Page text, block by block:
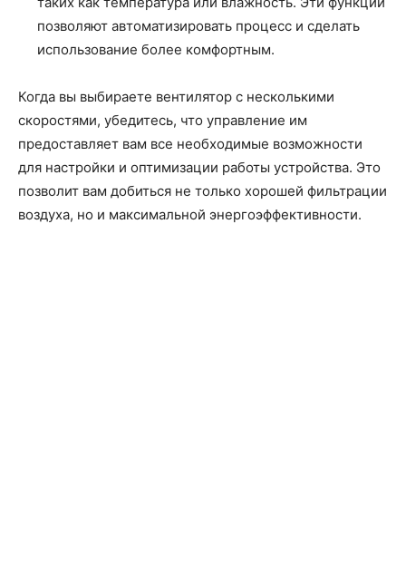
позволяют автоматизировать процесс и сделать
использование более комфортным.
Когда вы выбираете вентилятор с несколькими
скоростями, убедитесь, что управление им
предоставляет вам все необходимые возможности
для настройки и оптимизации работы устройства. Это
позволит вам добиться не только хорошей фильтрации
воздуха, но и максимальной энергоэффективности.